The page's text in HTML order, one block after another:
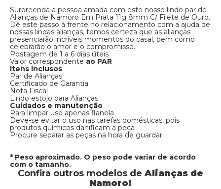
Surpreenda a pessoa amada com este nosso lindo par de
Alianças de Namoro Em Prata 11g 8mm C/ Filete de Ouro.
Dê este passo à frente no relacionamento com a ajuda de
nossas lindas alianças, temos certeza que as alianças
presenciarão incríveis momentos do casal, bem como
celebrarão o amor e o compromisso.
Postagem de 1 a 6 dias úteis
Valor correspondente ao PAR
Itens inclusos
Par de Alianças
Certificado de Garantia
Nota Fiscal
Lindo estojo para Alianças
Cuidados e manutenção
Para limpar use apenas flanela
Deve-se evitar o uso nas tarefas domésticas, pois
produtos químicos danificam a peça
Procure separar as peças na hora de guardar
* Peso aproximado. O peso pode variar de acordo
com o tamanho.
Confira outros modelos deAlianças de
Namoro!